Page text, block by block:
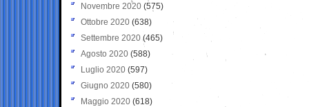
Novembre 2020 (575)
Ottobre 2020 (638)
Settembre 2020(465)
Agosto 2020 (588)
Luglio 2020 (597)
Giugno 2020 (580)
Maggio 2020 (618)